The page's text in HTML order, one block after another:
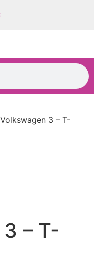
3 – T-
– T-